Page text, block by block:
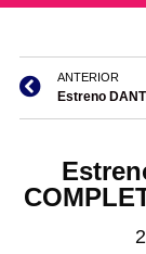
ANTERIOR